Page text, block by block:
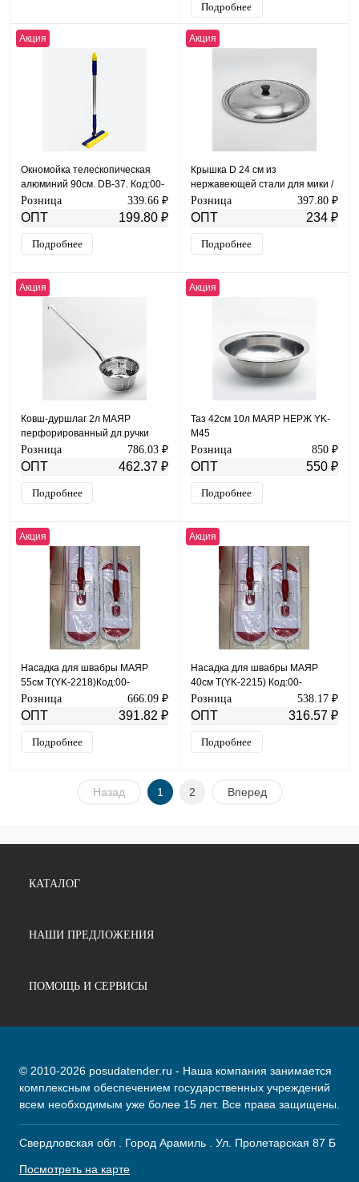
Подробнее
Акция
Окномойка телескопическая
алюминий 90см. DB-37. Код:00-
00004625
Розница 339.66 ₽
ОПТ 199.80 ₽
Подробнее
Акция
Крышка D 24 см из
нержавеющей стали для мики /
котла/сковороды с ручкой
пластик
Розница 397.80 ₽
ОПТ 234 ₽
Подробнее
Акция
Ковш-дуршлаг 2л МАЯР
перфорированный дл.ручки
82см ОБЩЕПИТ длинная ручка
82см YK-L-20
Розница 786.03 ₽
ОПТ 462.37 ₽
Подробнее
Акция
Таз 42см 10л МАЯР НЕРЖ YK-
M45
Розница 850 ₽
ОПТ 550 ₽
Подробнее
Акция
Насадка для швабры МАЯР
55см Т(YK-2218)Код:00-
00004253
Розница 666.09 ₽
ОПТ 391.82 ₽
Подробнее
Акция
Насадка для швабры МАЯР
40см Т(YK-2215) Код:00-
00004252
Розница 538.17 ₽
ОПТ 316.57 ₽
Подробнее
Назад 1 2 Вперед
КАТАЛОГ
НАШИ ПРЕДЛОЖЕНИЯ
ПОМОЩЬ И СЕРВИСЫ
© 2010-2026 posudatender.ru - Наша компания занимается
комплексным обеспечением государственных учреждений
всем необходимым уже более 15 лет. Все права защищены.
Свердловская обл . Город Арамиль . Ул. Пролетарская 87 Б
Посмотреть на карте